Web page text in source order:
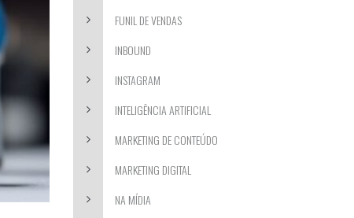
FUNIL DE VENDAS
INBOUND
INSTAGRAM
INTELIGÊNCIA ARTIFICIAL
MARKETING DE CONTEÚDO
MARKETING DIGITAL
NA MÍDIA